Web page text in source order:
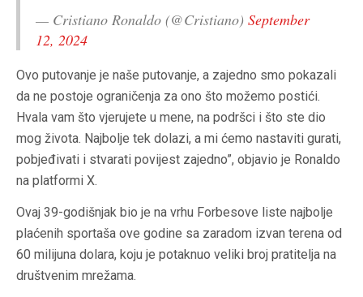
— Cristiano Ronaldo (@Cristiano) September
12, 2024
Ovo putovanje je naše putovanje, a zajedno smo pokazali
da ne postoje ograničenja za ono što možemo postići.
Hvala vam što vjerujete u mene, na podršci i što ste dio
mog života. Najbolje tek dolazi, a mi ćemo nastaviti gurati,
pobjeđivati ​​i stvarati povijest zajedno”, objavio je Ronaldo
na platformi X.
Ovaj 39-godišnjak bio je na vrhu Forbesove liste najbolje
plaćenih sportaša ove godine sa zaradom izvan terena od
60 milijuna dolara, koju je potaknuo veliki broj pratitelja na
društvenim mrežama.